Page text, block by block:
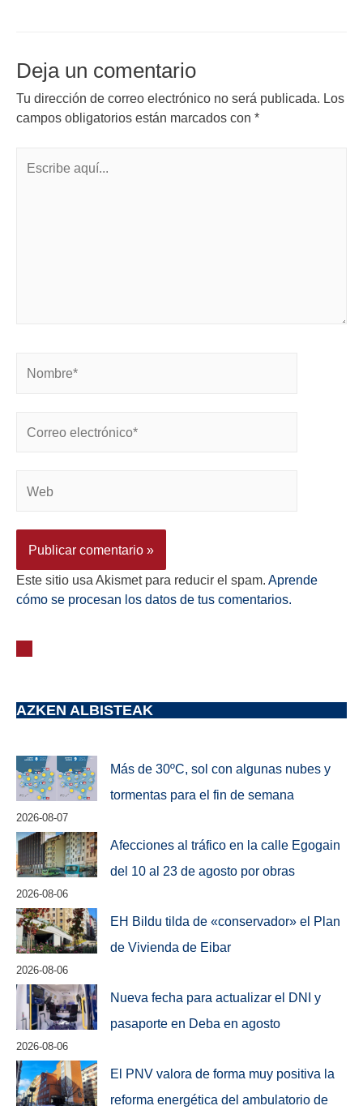
Deja un comentario
Tu dirección de correo electrónico no será publicada. Los
campos obligatorios están marcados con *
Este sitio usa Akismet para reducir el spam. Aprende
cómo se procesan los datos de tus comentarios.
AZKEN ALBISTEAK
Más de 30ºC, sol con algunas nubes y
tormentas para el fin de semana
2026-08-07
Afecciones al tráfico en la calle Egogain
del 10 al 23 de agosto por obras
2026-08-06
EH Bildu tilda de «conservador» el Plan
de Vivienda de Eibar
2026-08-06
Nueva fecha para actualizar el DNI y
pasaporte en Deba en agosto
2026-08-06
El PNV valora de forma muy positiva la
reforma energética del ambulatorio de